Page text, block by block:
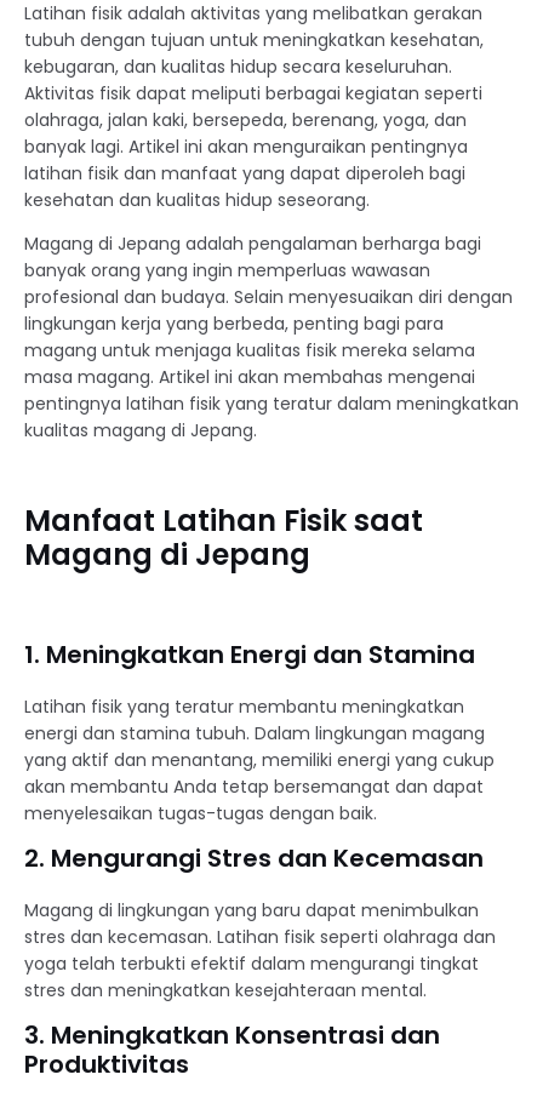
Latihan fisik adalah aktivitas yang melibatkan gerakan
tubuh dengan tujuan untuk meningkatkan kesehatan,
kebugaran, dan kualitas hidup secara keseluruhan.
Aktivitas fisik dapat meliputi berbagai kegiatan seperti
olahraga, jalan kaki, bersepeda, berenang, yoga, dan
banyak lagi. Artikel ini akan menguraikan pentingnya
latihan fisik dan manfaat yang dapat diperoleh bagi
kesehatan dan kualitas hidup seseorang.
Magang di Jepang adalah pengalaman berharga bagi
banyak orang yang ingin memperluas wawasan
profesional dan budaya. Selain menyesuaikan diri dengan
lingkungan kerja yang berbeda, penting bagi para
magang untuk menjaga kualitas fisik mereka selama
masa magang. Artikel ini akan membahas mengenai
pentingnya latihan fisik yang teratur dalam meningkatkan
kualitas magang di Jepang.
Manfaat Latihan Fisik saat
Magang di Jepang
1. Meningkatkan Energi dan Stamina
Latihan fisik yang teratur membantu meningkatkan
energi dan stamina tubuh. Dalam lingkungan magang
yang aktif dan menantang, memiliki energi yang cukup
akan membantu Anda tetap bersemangat dan dapat
menyelesaikan tugas-tugas dengan baik.
2. Mengurangi Stres dan Kecemasan
Magang di lingkungan yang baru dapat menimbulkan
stres dan kecemasan. Latihan fisik seperti olahraga dan
yoga telah terbukti efektif dalam mengurangi tingkat
stres dan meningkatkan kesejahteraan mental.
3. Meningkatkan Konsentrasi dan
Produktivitas